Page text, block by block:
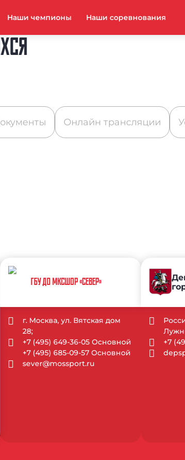
Наши чемпионы Наши соревнования
Онлайн трансляции
ГБУ ДО МКСШОР «СЕВЕР»
г. Москва, ул. Вятская дом
28;
+7 (495) 649-36-05 Основной
+7 (495) 685-09-57 Основной
sever@mossport.ru
+7